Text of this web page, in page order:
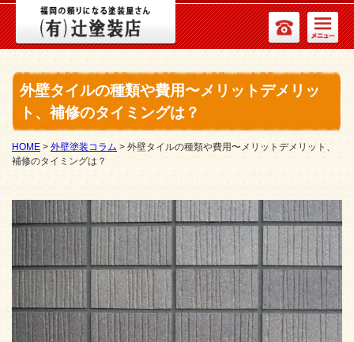
外壁タイルの種類や費用〜メリットデメリッ
ト、補修のタイミングは？
HOME > 外壁塗装コラム > 外壁タイルの種類や費用〜メリットデメリット、
補修のタイミングは？